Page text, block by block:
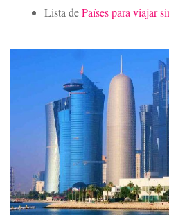
Lista dePaíses para viajar